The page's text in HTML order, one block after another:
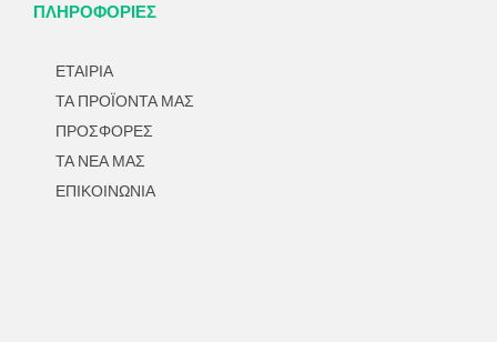
ΠΛΗΡΟΦΟΡΙΕΣ
ΕΤΑΙΡΙΑ
ΤΑ ΠΡΟΪΟΝΤΑ ΜΑΣ
ΠΡΟΣΦΟΡΕΣ
ΤΑ ΝΕΑ ΜΑΣ
ΕΠΙΚΟΙΝΩΝΙΑ